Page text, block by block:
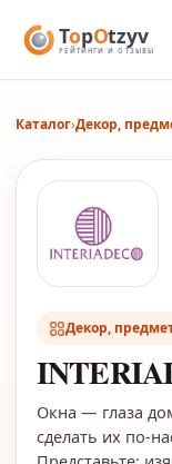
Каталог›Декор,
Декор,
Окна — глаза
сделать их по-